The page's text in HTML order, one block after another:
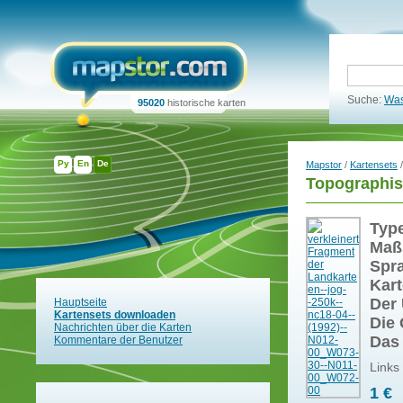
Ру En De
95020 historische karten Suche:
Hauptseite
Kartensets downloaden
Nachrichten über die Karten
Kommentare der Benutzer
Mapstor / Kartensets
Der
Die
1 €